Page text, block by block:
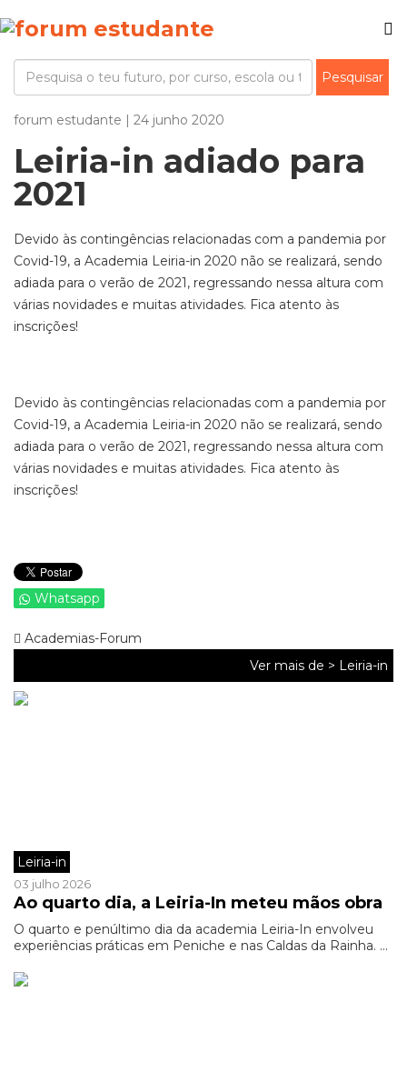
forum estudante | 24 junho 2020
Leiria-in adiado para
2021
Devido às contingências relacionadas com a pandemia por
Covid-19, a Academia Leiria-in 2020 não se realizará, sendo
adiada para o verão de 2021, regressando nessa altura com
várias novidades e muitas atividades. Fica atento às
inscrições!
Devido às contingências relacionadas com a pandemia por
Covid-19, a Academia Leiria-in 2020 não se realizará, sendo
adiada para o verão de 2021, regressando nessa altura com
várias novidades e muitas atividades. Fica atento às
inscrições!
Whatsapp
Academias-Forum
Ver mais de > Leiria-in
Leiria-in
03 julho 2026
Ao quarto dia, a Leiria-In meteu mãos obra
O quarto e penúltimo dia da academia Leiria-In envolveu
experiências práticas em Peniche e nas Caldas da Rainha. ...